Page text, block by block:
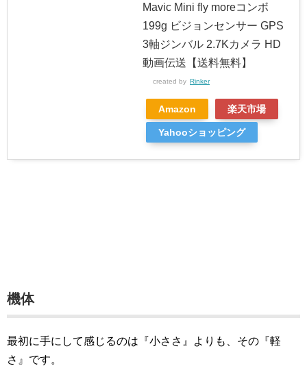
Mavic Mini fly moreコンボ
199g ビジョンセンサー GPS
3軸ジンバル 2.7Kカメラ HD
動画伝送【送料無料】
created by Rinker
Amazon 楽天市場
Yahooショッピング
機体
最初に手にして感じるのは『小ささ』よりも、その『軽
さ』です。